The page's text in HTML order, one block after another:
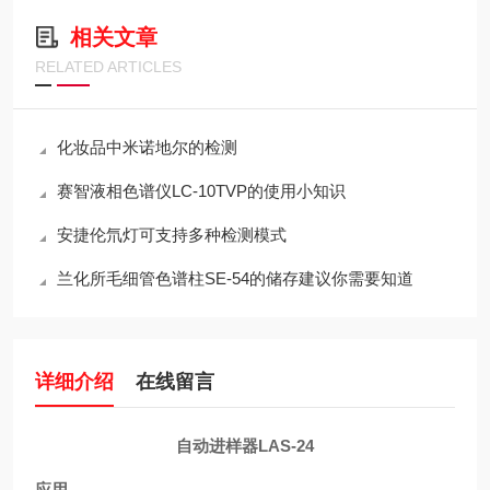
相关文章
RELATED ARTICLES
化妆品中米诺地尔的检测
赛智液相色谱仪LC-10TVP的使用小知识
安捷伦氘灯可支持多种检测模式
兰化所毛细管色谱柱SE-54的储存建议你需要知道
详细介绍 在线留言
自动进样器LAS-24